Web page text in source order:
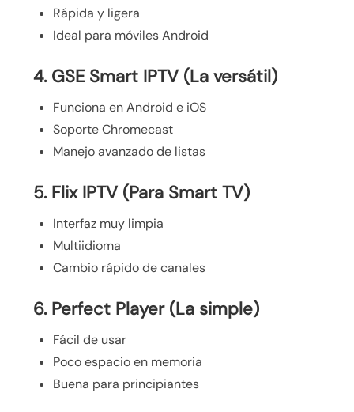
Rápida y ligera
Ideal para móviles Android
4. GSE Smart IPTV (La versátil)
Funciona en Android e iOS
Soporte Chromecast
Manejo avanzado de listas
5. Flix IPTV (Para Smart TV)
Interfaz muy limpia
Multiidioma
Cambio rápido de canales
6. Perfect Player (La simple)
Fácil de usar
Poco espacio en memoria
Buena para principiantes